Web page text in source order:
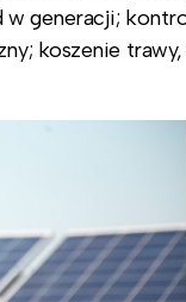
generacji;
koszenie